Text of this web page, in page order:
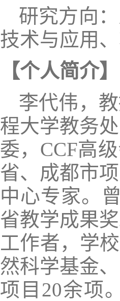
研究方向
技术与应用 、
【个人简介】
李代伟 ，
程大学教务
委， CCF高
省、成都市
中心专家。
省教学成果
工作者，学
然科学基金
项目20余项